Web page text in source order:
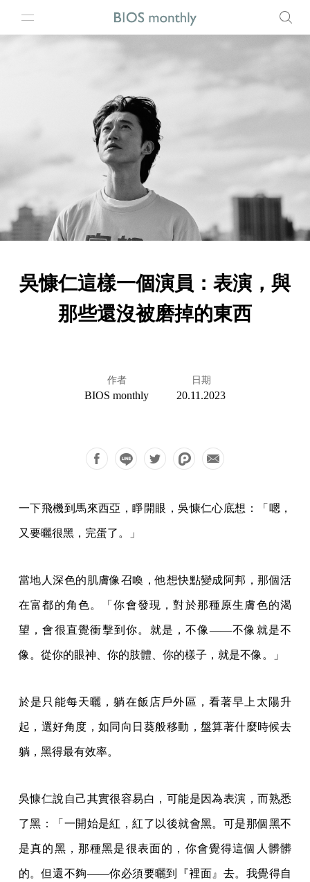
吳慷仁這樣一個演員：表演，與
那些還沒被磨掉的東西
作者
BIOS monthly
日期
20.11.2023
一下飛機到馬來西亞，睜開眼，吳慷仁心底想：「嗯，
又要曬很黑，完蛋了。」
當地人深色的肌膚像召喚，他想快點變成阿邦，那個活
在富都的角色。「你會發現，對於那種原生膚色的渴
望，會很直覺衝擊到你。就是，不像——不像就是不
像。從你的眼神、你的肢體、你的樣子，就是不像。」
於是只能每天曬，躺在飯店戶外區，看著早上太陽升
起，選好角度，如同向日葵般移動，盤算著什麼時候去
躺，黑得最有效率。
吳慷仁說自己其實很容易白，可能是因為表演，而熟悉
了黑：「一開始是紅，紅了以後就會黑。可是那個黑不
是真的黑，那種黑是很表面的，你會覺得這個人髒髒
的。但還不夠——你必須要曬到『裡面』去。我覺得自